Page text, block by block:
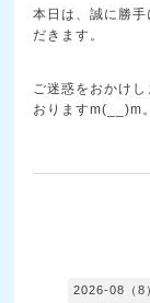
本日は、誠に勝
だきます。
ご迷惑をおかけ
おりますm(__)m。
2026-08（8